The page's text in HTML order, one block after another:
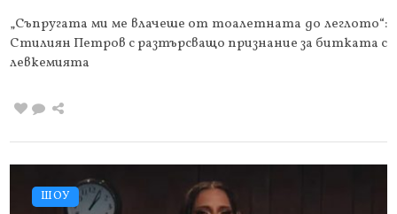
„Съпругата ми ме влачеше от тоалетната до леглото“:
Стилиян Петров с разтърсващо признание за битката с
левкемията
ШОУ